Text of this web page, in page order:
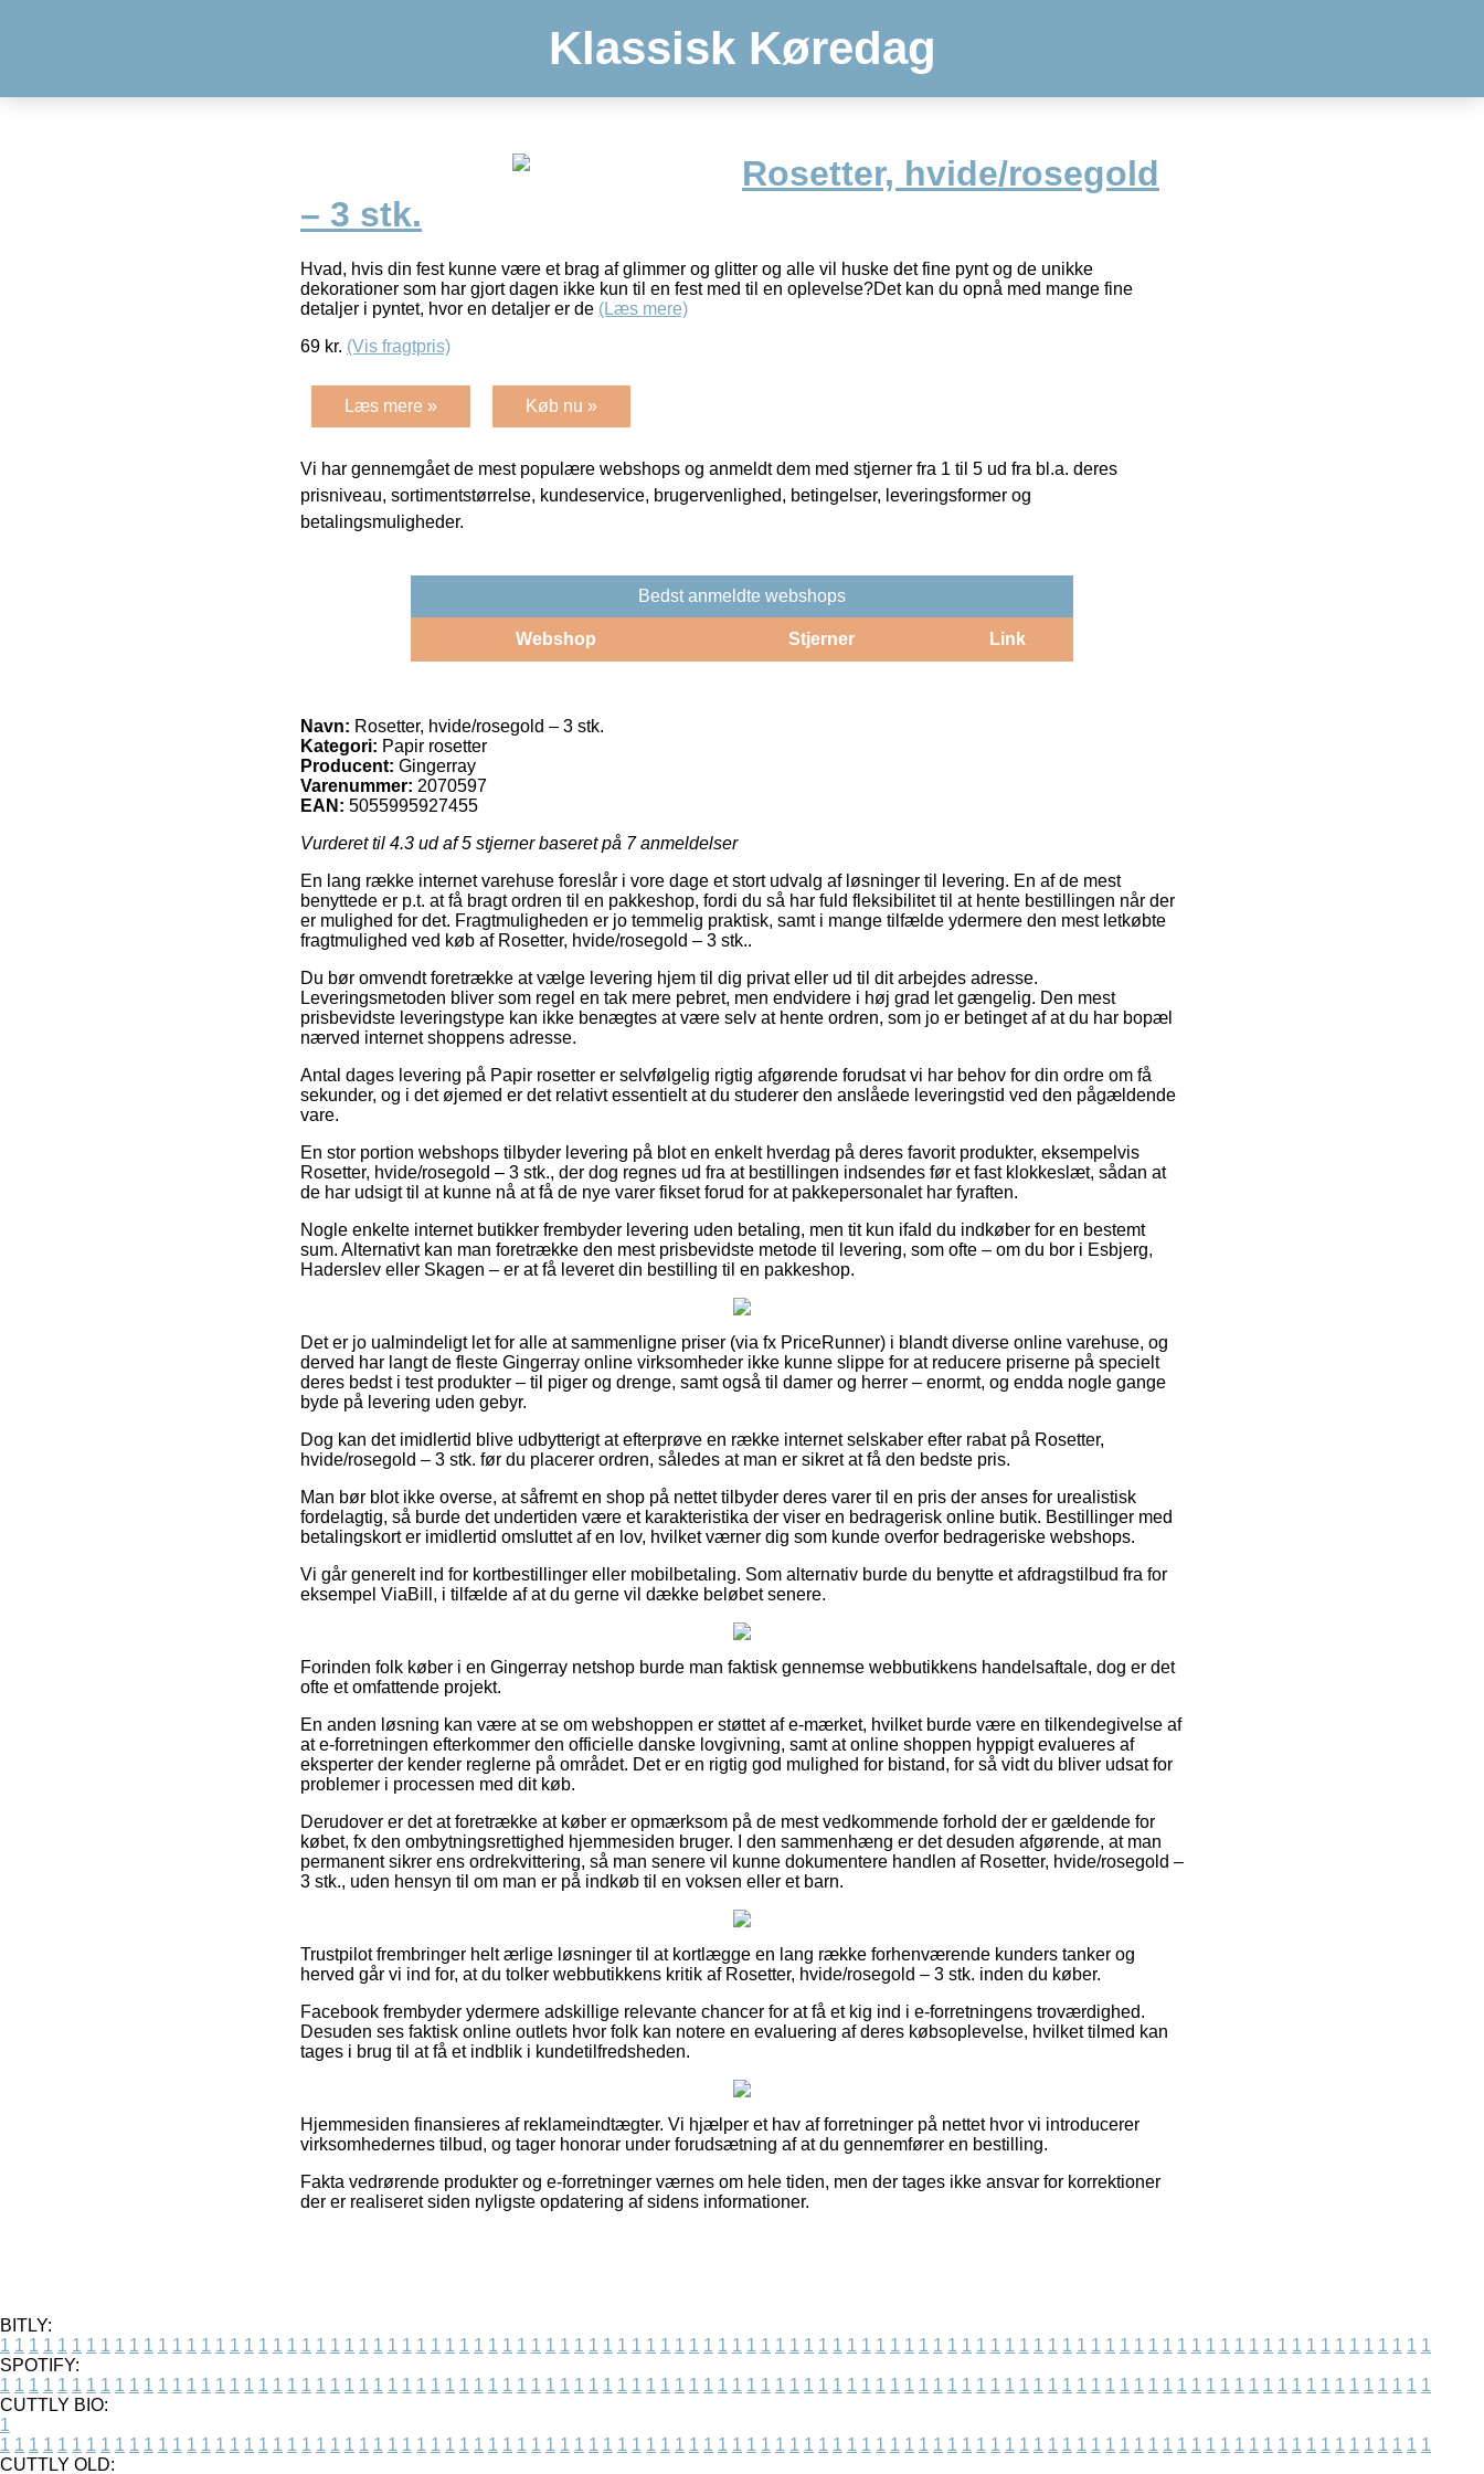
Klassisk Køredag
Rosetter, hvide/rosegold
– 3 stk.
Hvad, hvis din fest kunne være et brag af glimmer og glitter og alle vil huske det fine pynt og de unikke
dekorationer som har gjort dagen ikke kun til en fest med til en oplevelse?Det kan du opnå med mange fine
detaljer i pyntet, hvor en detaljer er de (Læs mere)
69 kr. (Vis fragtpris)
Læs mere » Køb nu »
Vi har gennemgået de mest populære webshops og anmeldt dem med stjerner fra 1 til 5 ud fra bl.a. deres
prisniveau, sortimentstørrelse, kundeservice, brugervenlighed, betingelser, leveringsformer og
betalingsmuligheder.
Bedst anmeldte webshops
Webshop Stjerner Link
Navn: Rosetter, hvide/rosegold – 3 stk.
Kategori: Papir rosetter
Producent: Gingerray
Varenummer: 2070597
EAN: 5055995927455
Vurderet til 4.3 ud af 5 stjerner baseret på 7anmeldelser
En lang række internet varehuse foreslår i vore dage et stort udvalg af løsninger til levering. En af de mest
benyttede er p.t. at få bragt ordren til en pakkeshop, fordi du så har fuld fleksibilitet til at hente bestillingen når der
er mulighed for det. Fragtmuligheden er jo temmelig praktisk, samt i mange tilfælde ydermere den mest letkøbte
fragtmulighed ved køb af Rosetter, hvide/rosegold – 3 stk..
Du bør omvendt foretrække at vælge levering hjem til dig privat eller ud til dit arbejdes adresse.
Leveringsmetoden bliver som regel en tak mere pebret, men endvidere i høj grad let gængelig. Den mest
prisbevidste leveringstype kan ikke benægtes at være selv at hente ordren, som jo er betinget af at du har bopæl
nærved internet shoppens adresse.
Antal dages levering på Papir rosetter er selvfølgelig rigtig afgørende forudsat vi har behov for din ordre om få
sekunder, og i det øjemed er det relativt essentielt at du studerer den anslåede leveringstid ved den pågældende
vare.
En stor portion webshops tilbyder levering på blot en enkelt hverdag på deres favorit produkter, eksempelvis
Rosetter, hvide/rosegold – 3 stk., der dog regnes ud fra at bestillingen indsendes før et fast klokkeslæt, sådan at
de har udsigt til at kunne nå at få de nye varer fikset forud for at pakkepersonalet har fyraften.
Nogle enkelte internet butikker frembyder levering uden betaling, men tit kun ifald du indkøber for en bestemt
sum. Alternativt kan man foretrække den mest prisbevidste metode til levering, som ofte – om du bor i Esbjerg,
Haderslev eller Skagen – er at få leveret din bestilling til en pakkeshop.
Det er jo ualmindeligt let for alle at sammenligne priser (via fx PriceRunner) i blandt diverse online varehuse, og
derved har langt de fleste Gingerray online virksomheder ikke kunne slippe for at reducere priserne på specielt
deres bedst i test produkter – til piger og drenge, samt også til damer og herrer – enormt, og endda nogle gange
byde på levering uden gebyr.
Dog kan det imidlertid blive udbytterigt at efterprøve en række internet selskaber efter rabat på Rosetter,
hvide/rosegold – 3 stk. før du placerer ordren, således at man er sikret at få den bedste pris.
Man bør blot ikke overse, at såfremt en shop på nettet tilbyder deres varer til en pris der anses for urealistisk
fordelagtig, så burde det undertiden være et karakteristika der viser en bedragerisk online butik. Bestillinger med
betalingskort er imidlertid omsluttet af en lov, hvilket værner dig som kunde overfor bedrageriske webshops.
Vi går generelt ind for kortbestillinger eller mobilbetaling. Som alternativ burde du benytte et afdragstilbud fra for
eksempel ViaBill, i tilfælde af at du gerne vil dække beløbet senere.
Forinden folk køber i en Gingerray netshop burde man faktisk gennemse webbutikkens handelsaftale, dog er det
ofte et omfattende projekt.
En anden løsning kan være at se om webshoppen er støttet af e-mærket, hvilket burde være en tilkendegivelse af
at e-forretningen efterkommer den officielle danske lovgivning, samt at online shoppen hyppigt evalueres af
eksperter der kender reglerne på området. Det er en rigtig god mulighed for bistand, for så vidt du bliver udsat for
problemer i processen med dit køb.
Derudover er det at foretrække at køber er opmærksom på de mest vedkommende forhold der er gældende for
købet, fx den ombytningsrettighed hjemmesiden bruger. I den sammenhæng er det desuden afgørende, at man
permanent sikrer ens ordrekvittering, så man senere vil kunne dokumentere handlen af Rosetter, hvide/rosegold –
3 stk., uden hensyn til om man er på indkøb til en voksen eller et barn.
Trustpilot frembringer helt ærlige løsninger til at kortlægge en lang række forhenværende kunders tanker og
herved går vi ind for, at du tolker webbutikkens kritik af Rosetter, hvide/rosegold – 3 stk. inden du køber.
Facebook frembyder ydermere adskillige relevante chancer for at få et kig ind i e-forretningens troværdighed.
Desuden ses faktisk online outlets hvor folk kan notere en evaluering af deres købsoplevelse, hvilket tilmed kan
tages i brug til at få et indblik i kundetilfredsheden.
Hjemmesiden finansieres af reklameindtægter. Vi hjælper et hav af forretninger på nettet hvor vi introducerer
virksomhedernes tilbud, og tager honorar under forudsætning af at du gennemfører en bestilling.
Fakta vedrørende produkter og e-forretninger værnes om hele tiden, men der tages ikke ansvar for korrektioner
der er realiseret siden nyligste opdatering af sidens informationer.
BITLY:
1 1 1 1 1 1 1 1 1 1 1 1 1 1 1 1 1 1 1 1 1 1 1 1 1 1 1 1 1 1 1 1 1 1 1 1 1 1 1 1 1 1 1 1 1 1 1 1 1 1 1 1 1 1 1 1 1 1 1 1 1 1 1 1 1 1 1 1 1 1 1 1 1 1 1 1 1 1 1 1 1 1 1 1 1 1 1 1 1 1 1 1 1 1 1 1 1 1 1 1
SPOTIFY:
1 1 1 1 1 1 1 1 1 1 1 1 1 1 1 1 1 1 1 1 1 1 1 1 1 1 1 1 1 1 1 1 1 1 1 1 1 1 1 1 1 1 1 1 1 1 1 1 1 1 1 1 1 1 1 1 1 1 1 1 1 1 1 1 1 1 1 1 1 1 1 1 1 1 1 1 1 1 1 1 1 1 1 1 1 1 1 1 1 1 1 1 1 1 1 1 1 1 1 1
CUTTLY BIO:
1
1 1 1 1 1 1 1 1 1 1 1 1 1 1 1 1 1 1 1 1 1 1 1 1 1 1 1 1 1 1 1 1 1 1 1 1 1 1 1 1 1 1 1 1 1 1 1 1 1 1 1 1 1 1 1 1 1 1 1 1 1 1 1 1 1 1 1 1 1 1 1 1 1 1 1 1 1 1 1 1 1 1 1 1 1 1 1 1 1 1 1 1 1 1 1 1 1 1 1 1
CUTTLY OLD: